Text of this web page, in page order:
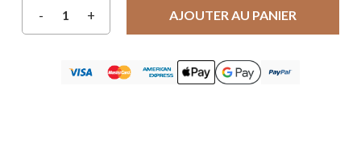
AJOUTER AU PANIER